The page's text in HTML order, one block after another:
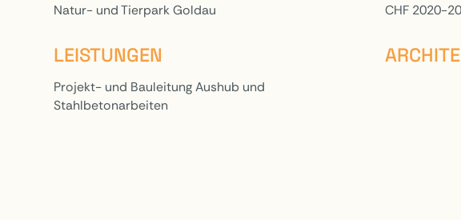
Natur- und Tierpark Goldau CHF 2020-
LEISTUNGEN
Projekt- und Bauleitung Aushub und
Stahlbetonarbeiten